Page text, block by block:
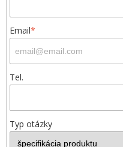
Email*
Tel.
Typ otázky